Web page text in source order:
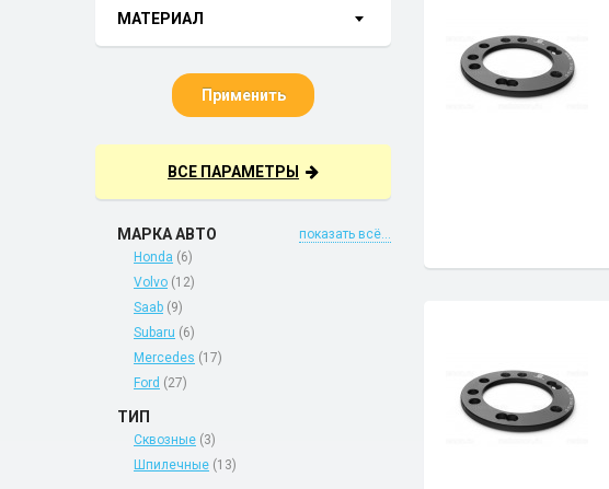
МАТЕРИАЛ
Применить
ВСЕ ПАРАМЕТРЫ
показать всё...
МАРКА АВТО
Honda (6)
Volvo (12)
Saab (9)
Subaru (6)
Mercedes (17)
Ford (27)
ТИП
Сквозные (3)
Шпилечные (13)